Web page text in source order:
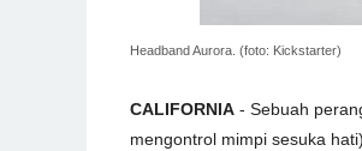
Headband Aurora. (foto: Kickstarter)
CALIFORNIA - Sebuah
mengontrol mimpi sesuka